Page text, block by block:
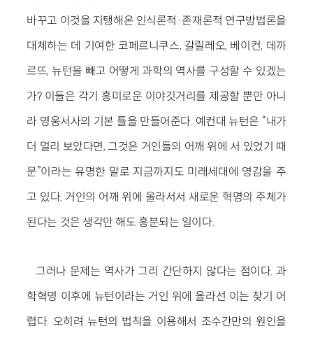
바꾸고 이것을 지탱해온 인식론적·존재론적 연구방법론을
대체하는 데 기여한 코페르니쿠스, 갈릴레오, 베이컨, 데까
르뜨, 뉴턴을 빼고 어떻게 과학의 역사를 구성할 수 있겠는
가? 이들은 각기 흥미로운 이야깃거리를 제공할 뿐만 아니
라 영웅서사의 기본 틀을 만들어준다. 예컨대 뉴턴은 “내가
더 멀리 보았다면, 그것은 거인들의 어깨 위에 서 있었기 때
문”이라는 유명한 말로 지금까지도 미래세대에 영감을 주
고 있다. 거인의 어깨 위에 올라서서 새로운 혁명의 주체가
된다는 것은 생각만 해도 흥분되는 일이다.
그러나 문제는 역사가 그리 간단하지 않다는 점이다. 과
학혁명 이후에 뉴턴이라는 거인 위에 올라선 이는 찾기 어
렵다. 오히려 뉴턴의 법칙을 이용해서 조수간만의 원인을